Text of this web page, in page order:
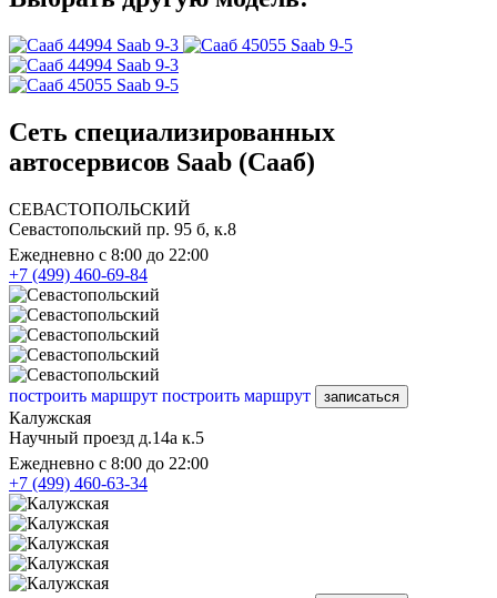
Saab 9-3
Saab 9-5
Saab 9-3
Saab 9-5
Сеть специализированных
автосервисов Saab (Сааб)
СЕВАСТОПОЛЬСКИЙ
Севастопольский пр. 95 б, к.8
Ежедневно с 8:00 до 22:00
+7 (499) 460-69-84
построить маршрут построить маршрут записаться
Калужская
Научный проезд д.14а к.5
Ежедневно с 8:00 до 22:00
+7 (499) 460-63-34